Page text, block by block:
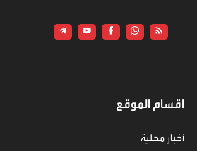
اقسام الموقع
أخبار محلية